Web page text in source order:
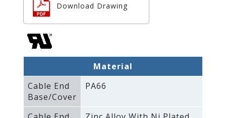
Download Drawing
Material
Cable End
Base/Cover
PA66